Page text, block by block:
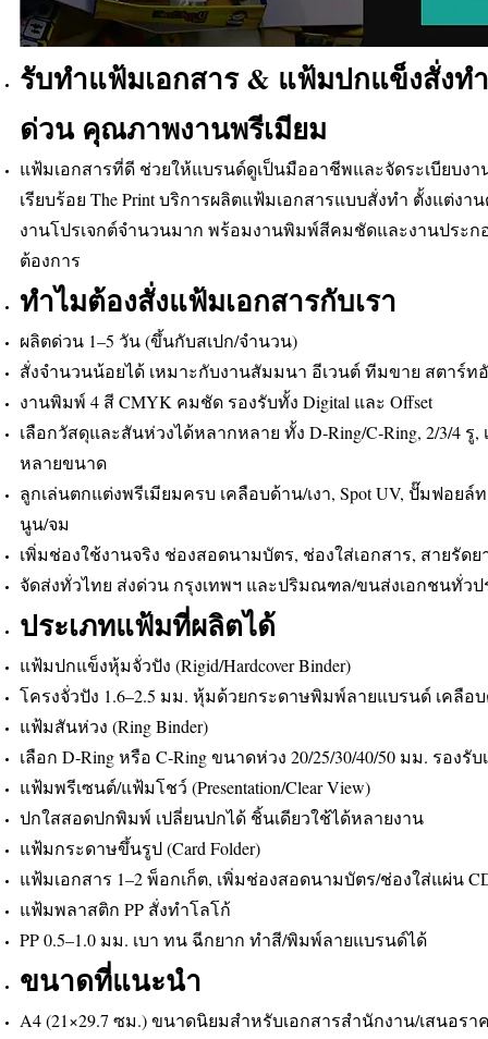
รับทำแฟ้มเอกสาร & แฟ้มปกแข็งสั่งท
ด่วน คุณภาพงานพรีเมียม
แฟ้มเอกสารที่ดี ช่วยให้แบรนด์ดูเป็นมืออาชีพและจัดระเบียบง
เรียบร้อย The Print บริการผลิตแฟ้มเอกสารแบบสั่งทำ ตั้งแต่ง
งานโปรเจกต์จำนวนมาก พร้อมงานพิมพ์สีคมชัดและงานประ
ต้องการ
ทำไมต้องสั่งแฟ้มเอกสารกับเรา
ผลิตด่วน 1–5 วัน (ขึ้นกับสเปก/จำนวน)
สั่งจำนวนน้อยได้ เหมาะกับงานสัมมนา อีเวนต์ ทีมขาย สตาร์ท
งานพิมพ์ 4 สี CMYK คมชัด รองรับทั้ง Digital และ Offset
เลือกวัสดุและสันห่วงได้หลากหลาย ทั้ง D‑Ring/C‑Ring, 2/3/4
หลายขนาด
ลูกเล่นตกแต่งพรีเมียมครบ เคลือบด้าน/เงา, Spot UV, ปั๊มฟอยล์
นูน/จม
เพิ่มช่องใช้งานจริง ช่องสอดนามบัตร, ช่องใส่เอกสาร, สายรัดย
จัดส่งทั่วไทย ส่งด่วน กรุงเทพฯ และปริมณฑล/ขนส่งเอกชนทั่วป
ประเภทแฟ้มที่ผลิตได้
แฟ้มปกแข็งหุ้มจั่วปัง (Rigid/Hardcover Binder)
โครงจั่วปัง 1.6–2.5 มม. หุ้มด้วยกระดาษพิมพ์ลายแบรนด์ เคลือ
แฟ้มสันห่วง (Ring Binder)
เลือก D‑Ring หรือ C‑Ring ขนาดห่วง 20/25/30/40/50 มม. รองรั
แฟ้มพรีเซนต์/แฟ้มโชว์ (Presentation/Clear View)
ปกใสสอดปกพิมพ์ เปลี่ยนปกได้ ชิ้นเดียวใช้ได้หลายงาน
แฟ้มกระดาษขึ้นรูป (Card Folder)
แฟ้มเอกสาร 1–2 พ็อกเก็ต, เพิ่มช่องสอดนามบัตร/ช่องใส่แผ่น
แฟ้มพลาสติก PP สั่งทำโลโก้
PP 0.5–1.0 มม. เบา ทน ฉีกยาก ทำสี/พิมพ์ลายแบรนด์ได้
ขนาดที่แนะนำ
A4 (21×29.7 ซม.) ขนาดนิยมสำหรับเอกสารสำนักงาน/เสนอรา